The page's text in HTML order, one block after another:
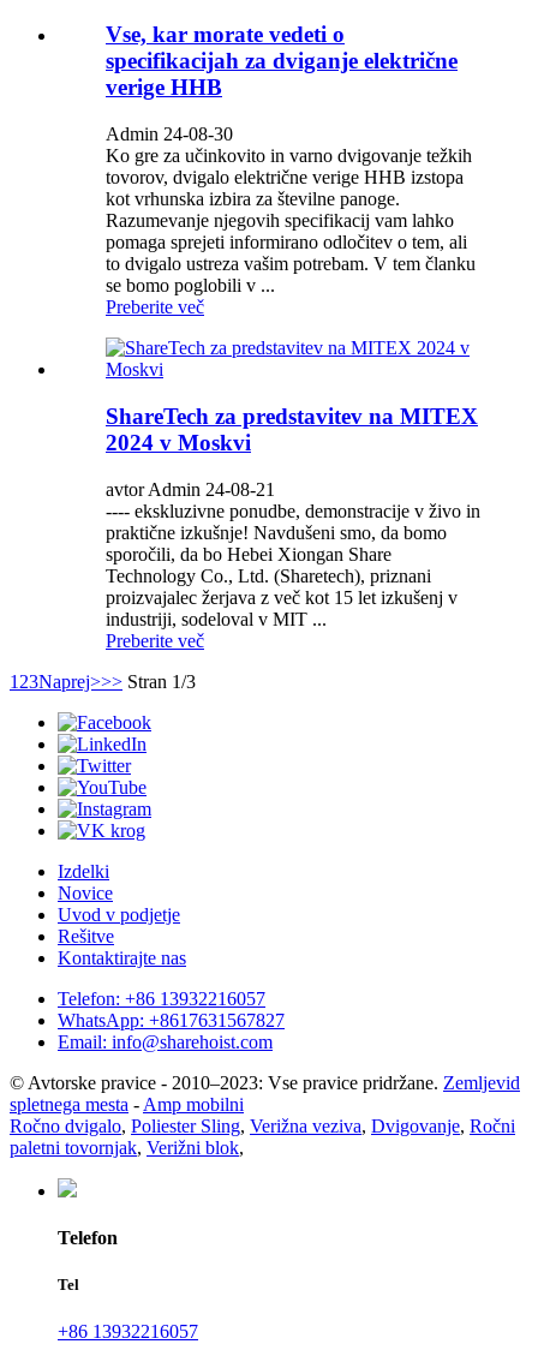
Vse, kar morate vedeti o
specifikacijah za dviganje električne
verige HHB
Admin 24-08-30
Ko gre za učinkovito in varno dvigovanje težkih
tovorov, dvigalo električne verige HHB izstopa
kot vrhunska izbira za številne panoge.
Razumevanje njegovih specifikacij vam lahko
pomaga sprejeti informirano odločitev o tem, ali
to dvigalo ustreza vašim potrebam. V tem članku
se bomo poglobili v ...
Preberite več
ShareTech za predstavitev na MITEX
2024 v Moskvi
avtor Admin 24-08-21
---- ekskluzivne ponudbe, demonstracije v živo in
praktične izkušnje! Navdušeni smo, da bomo
sporočili, da bo Hebei Xiongan Share
Technology Co., Ltd. (Sharetech), priznani
proizvajalec žerjava z več kot 15 let izkušenj v
industriji, sodeloval v MIT ...
Preberite več
1 23Naprej>>> Stran 1/3
Izdelki
Novice
Uvod v podjetje
Rešitve
Kontaktirajte nas
Telefon: +86 13932216057
WhatsApp: +8617631567827
Email: info@sharehoist.com
© Avtorske pravice - 2010–2023: Vse pravice pridržane. Zemljevid
spletnega mesta - Amp mobilni
Ročno dvigalo, Poliester Sling, Verižna veziva, Dvigovanje, Ročni
paletni tovornjak, Verižni blok,
Telefon
Tel
+86 13932216057